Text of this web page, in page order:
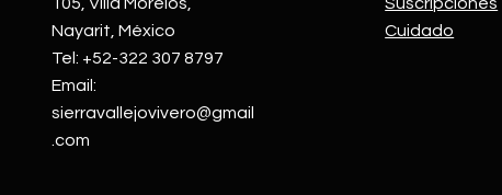
Nayarit, México
Tel: +52-322 307 8797
Email:
sierravallejovivero@gmail
.com
Cuidado